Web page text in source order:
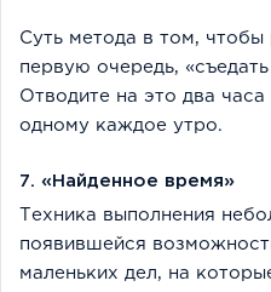
Суть метода в том, чтобы
первую очередь,
Отводите на это два
одному каждое утро.
7. «Найденное время»
Техника выполнения
появившейся
маленьких дел, на